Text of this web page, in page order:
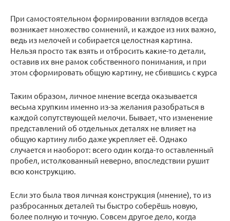
При самостоятельном формировании взглядов всегда
возникает множество сомнений, и каждое из них важно,
ведь из мелочей и собирается целостная картина.
Нельзя просто так взять и отбросить какие-то детали,
оставив их вне рамок собственного понимания, и при
этом сформировать общую картину, не сбившись с курса
Таким образом, личное мнение всегда оказывается
весьма хрупким именно из-за желания разобраться в
каждой сопутствующей мелочи. Бывает, что изменение
представлений об отдельных деталях не влияет на
общую картину либо даже укрепляет её. Однако
случается и наоборот: всего один когда-то оставленный
пробел, истолкованный неверно, впоследствии рушит
всю конструкцию.
Если это была твоя личная конструкция (мнение), то из
разбросанных деталей ты быстро соберёшь новую,
более полную и точную. Совсем другое дело, когда